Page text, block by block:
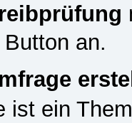
Button an.
ist ein